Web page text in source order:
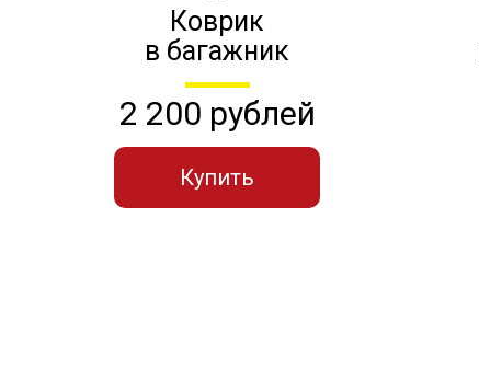
Коврик
в багажник
2 200 рублей
Купить